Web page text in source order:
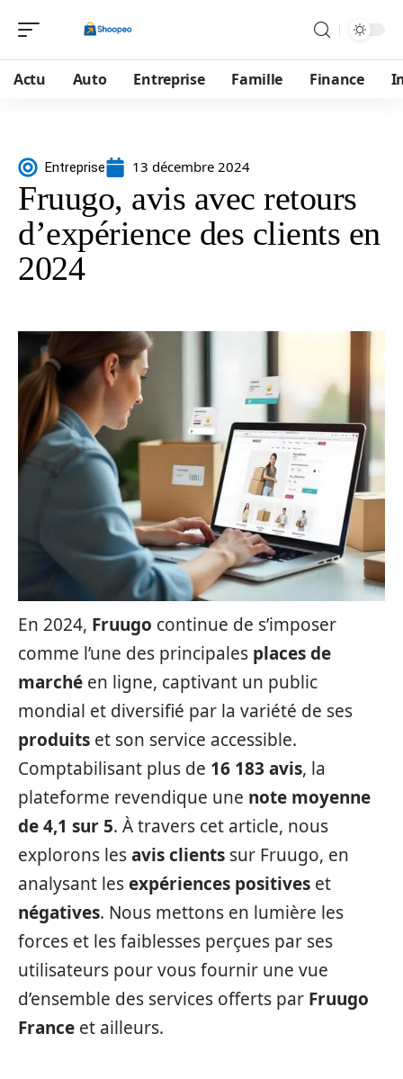
Actu Auto Entreprise Famille Finance
Entreprise 13 décembre 2024
Fruugo, avis avec retours
d’expérience des clients en
2024
En 2024, Fruugo continue de s’imposer
comme l’une des principales places de
marché en ligne, captivant un public
mondial et diversifié par la variété de ses
produits et son service accessible.
Comptabilisant plus de 16 183 avis, la
plateforme revendique une note moyenne
de 4,1 sur 5. À travers cet article, nous
explorons lesavis clients sur Fruugo, en
analysant lesexpériences positives et
négatives. Nous mettons en lumière les
forces et les faiblesses perçues par ses
utilisateurs pour vous fournir une vue
d’ensemble des services offerts par Fruugo
France et ailleurs.